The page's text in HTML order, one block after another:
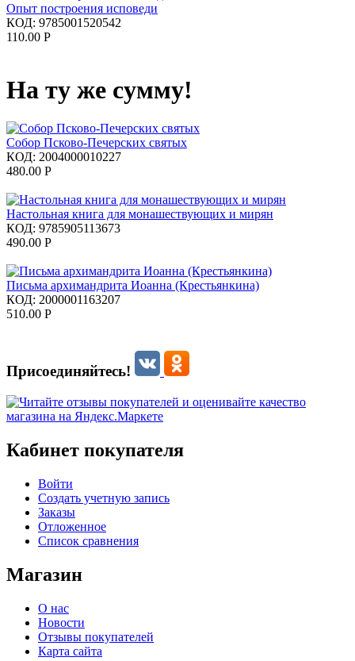
Опыт построения исповеди
КОД: 9785001520542
110.00 Р
На ту же сумму!
Собор Псково-Печерских святых
КОД: 2004000010227
480.00 Р
Настольная книга для монашествующих и мирян
КОД: 9785905113673
490.00 Р
Письма архимандрита Иоанна (Крестьянкина)
КОД: 2000001163207
510.00 Р
Присоединяйтесь!
Кабинет покупателя
Войти
Создать учетную запись
Заказы
Отложенное
Список сравнения
Магазин
О нас
Новости
Отзывы покупателей
Карта сайта